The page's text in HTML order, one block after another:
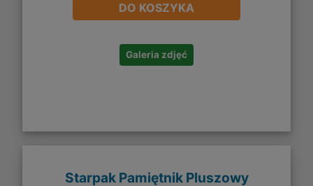
DO KOSZYKA
Galeria zdjęć
Starpak Pamiętnik Pluszowy